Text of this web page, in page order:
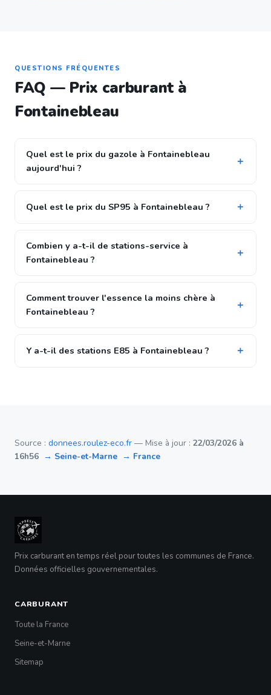
QUESTIONS FRÉQUENTES
FAQ — Prix carburant à
Fontainebleau
Quel est le prix du gazole à Fontainebleau
aujourd'hui ?
Quel est le prix du SP95 à Fontainebleau ?
Combien y a-t-il de stations-service à
Fontainebleau ?
Comment trouver l'essence la moins chère à
Fontainebleau ?
Y a-t-il des stations E85 à Fontainebleau ?
Source : donnees.roulez-eco.fr — Mise à jour : 22/03/2026 à
16h56 → Seine-et-Marne → France
Prix carburant en temps réel pour toutes les communes de France.
Données officielles gouvernementales.
CARBURANT
Toute la France
Seine-et-Marne
Sitemap